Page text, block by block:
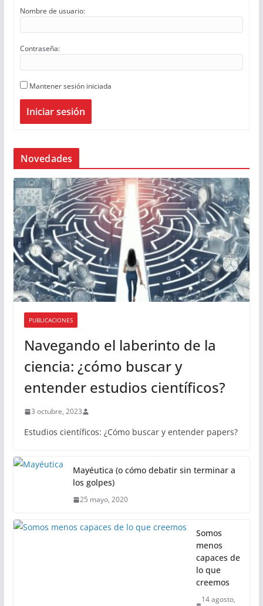
Nombre de usuario:
Contraseña:
Mantener sesión iniciada
Iniciar sesión
Novedades
PUBLICACIONES
Navegando el laberinto de la
ciencia: ¿cómo buscar y
entender estudios científicos?
3 octubre, 2023
Estudios científicos: ¿Cómo buscar y entender papers?
Mayéutica (o cómo debatir sin terminar a
los golpes)
25 mayo, 2020
Somos
menos
capaces de
lo que
creemos
14 agosto,